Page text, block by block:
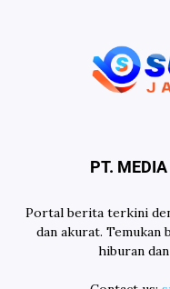
PT.
Portal berita terkini
dan akurat.
hiburan